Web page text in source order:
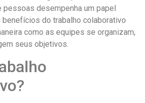
pessoas desempenha um papel
benefícios do trabalho colaborativo
como as equipes se organizam,
seus objetivos.